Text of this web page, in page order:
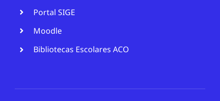
Portal SIGE
Moodle
Bibliotecas Escolares ACO